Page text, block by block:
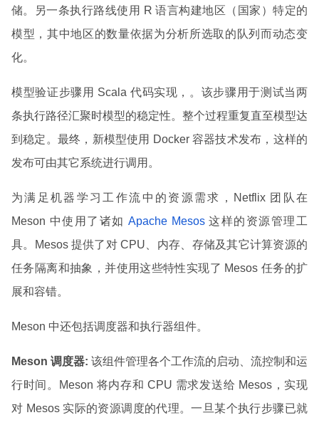
储。另一条执行路线使用 R 语言构建地区（国家）特定的
模型，其中地区的数量依据为分析所选取的队列而动态变
化。
模型验证步骤用 Scala 代码实现，。该步骤用于测试当两
条执行路径汇聚时模型的稳定性。整个过程重复直至模型达
到稳定。最终，新模型使用 Docker 容器技术发布，这样的
发布可由其它系统进行调用。
为满足机器学习工作流中的资源需求，Netflix 团队在
Meson 中使用了诸如 Apache Mesos这样的资源管理工
具。Mesos 提供了对 CPU、内存、存储及其它计算资源的
任务隔离和抽象，并使用这些特性实现了 Mesos 任务的扩
展和容错。
Meson 中还包括调度器和执行器组件。
Meson 调度器: 该组件管理各个工作流的启动、流控制和运
行时间。Meson 将内存和 CPU 需求发送给 Mesos，实现
对 Mesos 实际的资源调度的代理。一旦某个执行步骤已就